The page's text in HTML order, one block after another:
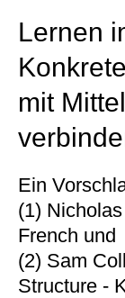
Lernen
mit
Ein
(1)
French und
(2) Sam
Structure -